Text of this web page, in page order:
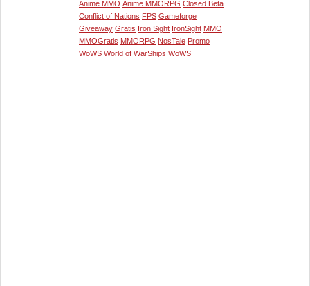
Anime MMO Anime MMORPG Closed Beta
Conflict of Nations FPS Gameforge
Giveaway Gratis Iron Sight IronSight MMO
MMOGratis MMORPG NosTale Promo
WoWS World of WarShips WoWS